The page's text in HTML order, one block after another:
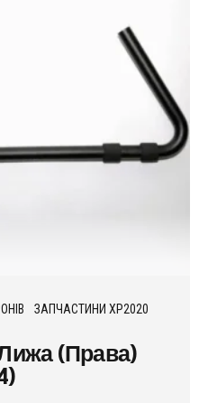
ЗАПЧАСТИНИ XP2020
(Права)